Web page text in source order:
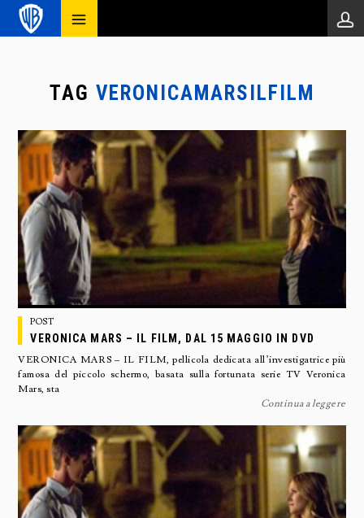
TAG VERONICAMARSILFILM
POST
VERONICA MARS – IL FILM, DAL 15 MAGGIO IN DVD
VERONICA MARS – IL FILM, pellicola dedicata all’investigatrice più
famosa del piccolo schermo, basata sulla fortunata serie TV Veronica
Mars, sta
Continua a leggere